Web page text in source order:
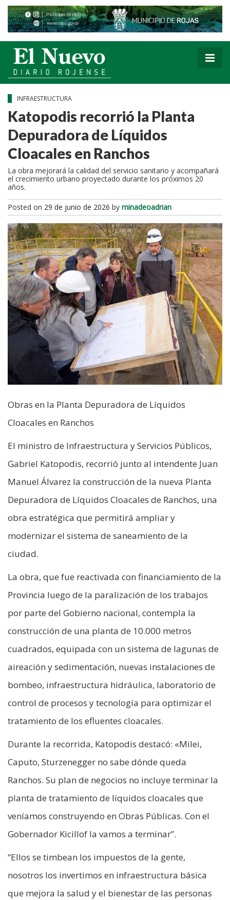
INFRAESTRUCTURA
Katopodis recorrió la Planta
Depuradora de Líquidos
Cloacales en Ranchos
La obra mejorará la calidad del servicio sanitario y acompañará
el crecimiento urbano proyectado durante los próximos 20
años.
Posted on 29 de junio de 2026 by minadeoadrian
Obras en la Planta Depuradora de Líquidos
Cloacales en Ranchos
El ministro de Infraestructura y Servicios Públicos,
Gabriel Katopodis, recorrió junto al intendente Juan
Manuel Álvarez la construcción de la nueva Planta
Depuradora de Líquidos Cloacales de Ranchos, una
obra estratégica que permitirá ampliar y
modernizar el sistema de saneamiento de la
ciudad.
La obra, que fue reactivada con financiamiento de la
Provincia luego de la paralización de los trabajos
por parte del Gobierno nacional, contempla la
construcción de una planta de 10.000 metros
cuadrados, equipada con un sistema de lagunas de
aireación y sedimentación, nuevas instalaciones de
bombeo, infraestructura hidráulica, laboratorio de
control de procesos y tecnología para optimizar el
tratamiento de los efluentes cloacales.
Durante la recorrida, Katopodis destacó: «Milei,
Caputo, Sturzenegger no sabe dónde queda
Ranchos. Su plan de negocios no incluye terminar la
planta de tratamiento de líquidos cloacales que
veníamos construyendo en Obras Públicas. Con el
Gobernador Kicillof la vamos a terminar”.
“Ellos se timbean los impuestos de la gente,
nosotros los invertimos en infraestructura básica
que mejora la salud y el bienestar de las personas